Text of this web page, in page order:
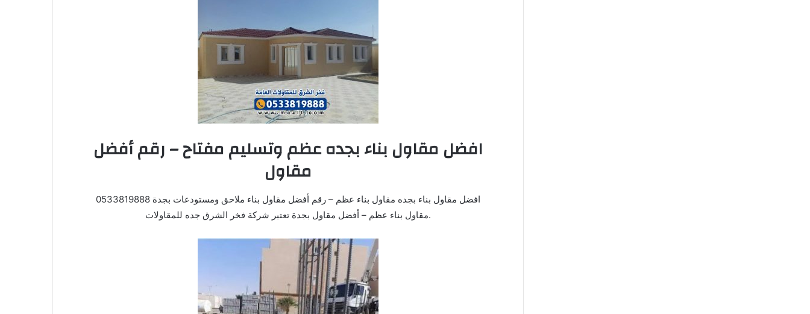
افضل مقاول بناء بجده عظم وتسليم مفتاح – رقم أفضل
مقاول
افضل مقاول بناء بجده مقاول بناء عظم – رقم أفضل مقاول بناء ملاحق ومستودعات بجدة 0533819888
مقاول بناء عظم – أفضل مقاول بجدة تعتبر شركة فخر الشرق جده للمقاولات.